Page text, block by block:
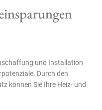
und Installation
Durch den
können Sie Ihre Heiz- und